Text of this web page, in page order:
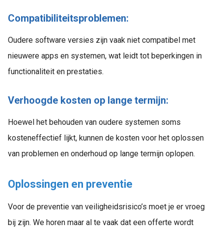
Compatibiliteitsproblemen:
Oudere software versies zijn vaak niet compatibel met
nieuwere apps en systemen, wat leidt tot beperkingen in
functionaliteit en prestaties.
Verhoogde kosten op lange termijn:
Hoewel het behouden van oudere systemen soms
kosteneffectief lijkt, kunnen de kosten voor het oplossen
van problemen en onderhoud op lange termijn oplopen.
Oplossingen en preventie
Voor de preventie van veiligheidsrisico’s moet je er vroeg
bij zijn. We horen maar al te vaak dat een offerte wordt